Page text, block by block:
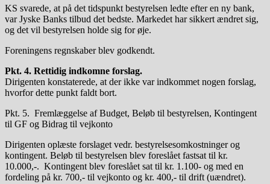
KS svarede, at på det tidspunkt bestyrelsen ledte efter en ny bank,
var Jyske Banks tilbud det bedste. Markedet har sikkert ændret sig,
og det vil bestyrelsen holde sig for øje.
Foreningens regnskaber blev godkendt.
Pkt. 4. Rettidig indkomne forslag.
Dirigenten konstaterede, at der ikke var indkommet nogen forslag,
hvorfor dette punkt faldt bort.
Pkt. 5. Fremlæggelse af Budget, Beløb til bestyrelsen, Kontingent
til GF og Bidrag til vejkonto
Dirigenten oplæste forslaget vedr. bestyrelsesomkostninger og
kontingent. Beløb til bestyrelsen blev foreslået fastsat til kr.
10.000,-. Kontingent blev foreslået sat til kr. 1.100- og med en
fordeling på kr. 700,- til vejkonto og kr. 400,- til drift (uændret).